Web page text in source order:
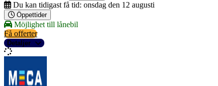
Du kan tidigast få tid: onsdag den 12 augusti
Öppettider
Möjlighet till lånebil
Få offerter
Detaljer